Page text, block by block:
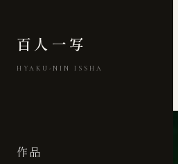
百人一写
HYAKU-NIN ISSHA
作品